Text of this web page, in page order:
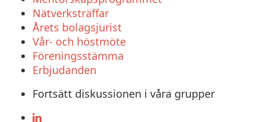
Nätverksträffar
Årets bolagsjurist
Vår- och höstmöte
Föreningsstämma
Erbjudanden
Fortsätt diskussionen i våra grupper